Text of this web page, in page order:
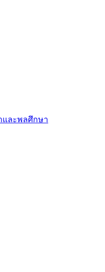
และพลศึกษา